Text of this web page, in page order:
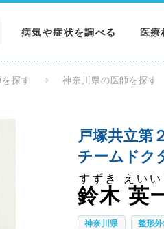
病気や症状を調べる
検査を調べる
医療
探す 神奈川県の医師を探す
戸塚共立第
チームドク
鈴木 英
すずき えいい
神奈川県 整形